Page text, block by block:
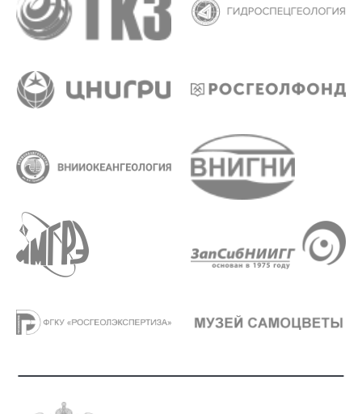
IV кв. 2016 г.;
миллионов) рублей, в том числе: на 2014
(тридцать миллионов) рублей; на 2016
год – 20 000 000 (двадцать миллионов)
Объект 1-13/14 «Создание комплектов
Государственных геологических карт
подготовка к изданию комплектов